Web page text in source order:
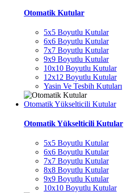
Otomatik Kutular
5x5 Boyutlu Kutular
6x6 Boyutlu Kutular
7x7 Boyutlu Kutular
9x9 Boyutlu Kutular
10x10 Boyutlu Kutular
12x12 Boyutlu Kutular
Yasin Ve Tesbih Kutuları
Otomatik Yükselticili Kutular
Otomatik Yükselticili Kutular
5x5 Boyutlu Kutular
6x6 Boyutlu Kutular
7x7 Boyutlu Kutular
8x8 Boyutlu Kutular
9x9 Boyutlu Kutular
10x10 Boyutlu Kutular